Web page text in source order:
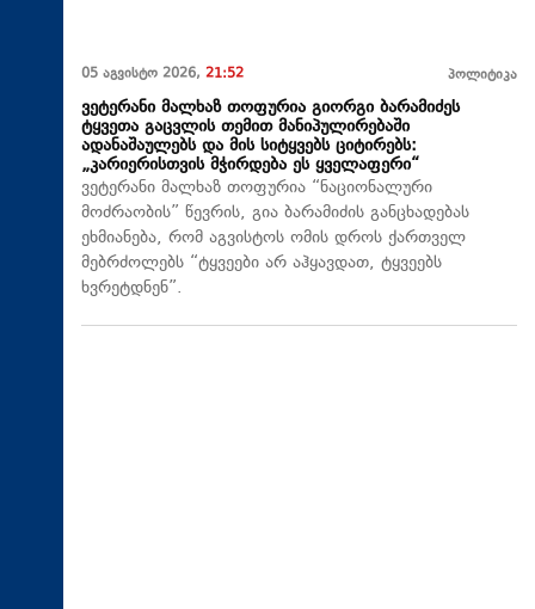
05 აგვისტო 2026, 21:52 პოლიტიკა
ვეტერანი მალხაზ თოფურია გიორგი ბარამიძეს
ტყვეთა გაცვლის თემით მანიპულირებაში
ადანაშაულებს და მის სიტყვებს ციტირებს:
„კარიერისთვის მჭირდება ეს ყველაფერი“
ვეტერანი მალხაზ თოფურია “ნაციონალური
მოძრაობის” წევრის, გია ბარამიძის განცხადებას
ეხმიანება, რომ აგვისტოს ომის დროს ქართველ
მებრძოლებს “ტყვეები არ აჰყავდათ, ტყვეებს
ხვრეტდნენ”.